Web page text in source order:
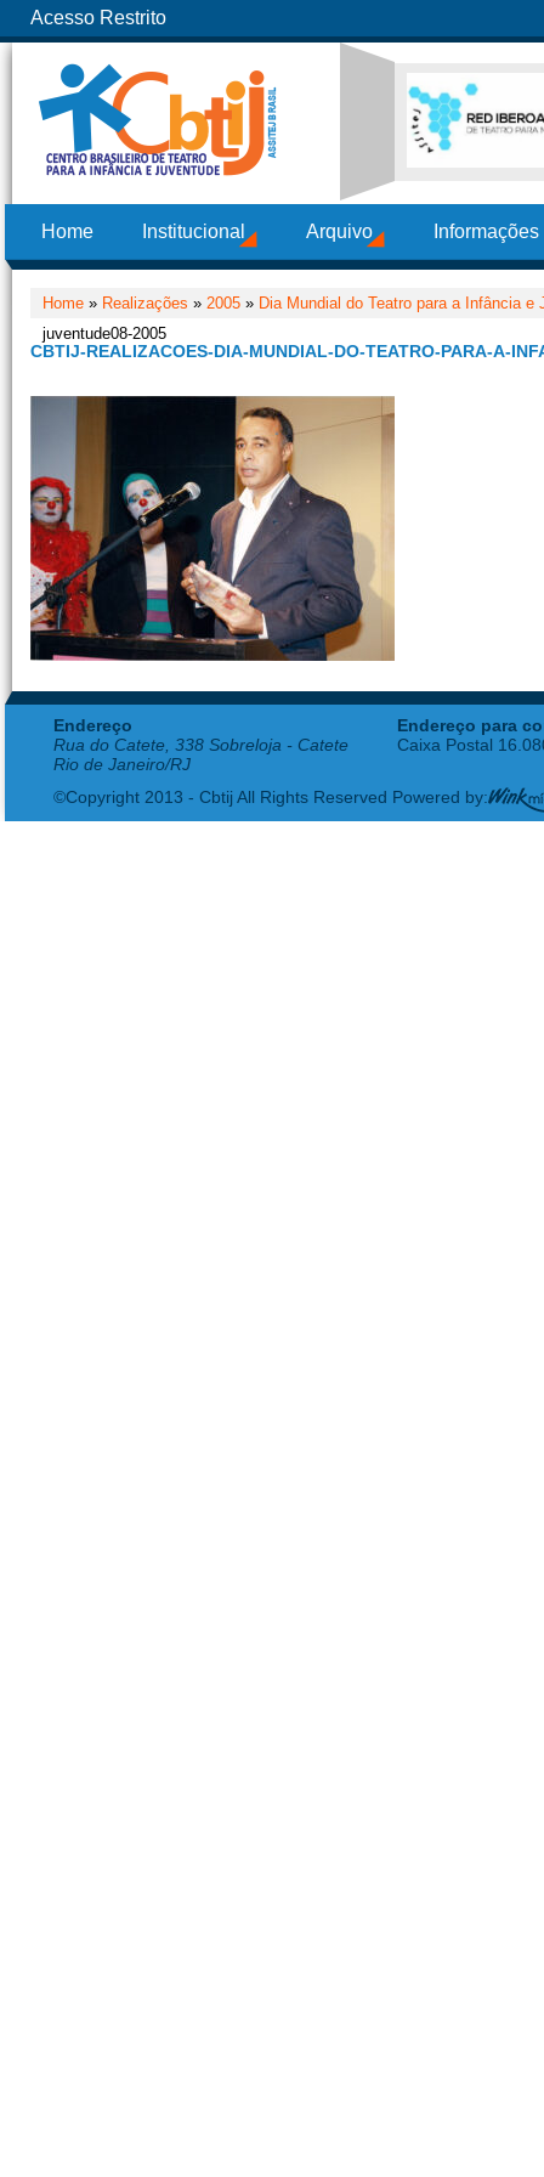
Acesso Restrito
Home Institucional Arquivo
Home » Realizações » 2005 » Dia Mundial do Teatro para a Infância e
juventude08-2005
CBTIJ-REALIZACOES-DIA-MUNDIAL-DO-TEATRO-PARA-A-
Endereço
Rua do Catete, 338 Sobreloja - Catete
Rio de Janeiro/RJ
Endereço para
Caixa Postal
©Copyright 2013 - Cbtij All Rights Reserved Powered by: